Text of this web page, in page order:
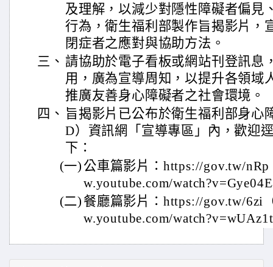
及理解，以減少對隱性障礙者偏見
行為，衛生福利部製作旨揭影片，
閉症者之應對與協助方法。
三、 請協助於電子看板或網站刊登訊息
用，廣為宣導周知，以提升各領域
推廣友善身心障礙者之社會環境。
四、 旨揭影片已公布於衛生福利部身心
D）資訊網「宣導專區」內，歡迎
下：
(一) 公車篇影片：https://gov.tw/
w.youtube.com/
(二) 餐廳篇影片：https://gov.tw/6zi
w.youtube.com/